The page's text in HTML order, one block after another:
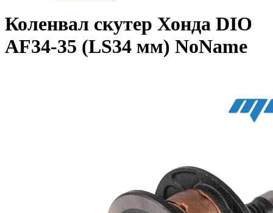
Коленвал скутер Хонда DIO
AF34-35 (LS34 мм) NoName